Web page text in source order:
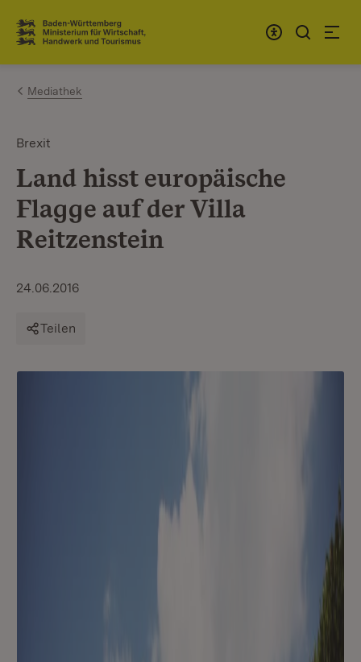
Zum Inhalt springen
Link zur Startseite
Mediathek
Brexit
Land hisst europäische
Flagge auf der Villa
Reitzenstein
24.06.2016
Teilen